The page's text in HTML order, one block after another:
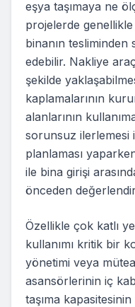
eşya taşımaya ne
projelerde
binanın
edebilir. Nakliye
şekilde
kaplamalarının
alanlarının
sorunsuz ilerlemesi
planlaması
ile bina girişi
önceden
Özellikle çok katlı
kullanımı kritik bir
yönetimi veya
asansörlerinin iç
taşıma